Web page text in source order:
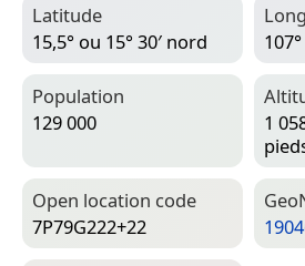
Latitude
15,5° ou 15° 30′ nord
Population
129 000
1
Open location code
7P79G222+22